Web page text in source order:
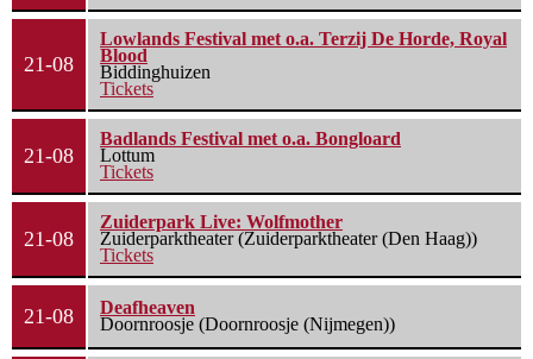
21-08
Lowlands Festival met o.a. Terzij De Horde, Royal
Blood
Biddinghuizen
Tickets
21-08
Badlands Festival met o.a. Bongloard
Lottum
Tickets
21-08
Zuiderpark Live: Wolfmother
Zuiderparktheater (Zuiderparktheater (Den Haag))
Tickets
21-08
Deafheaven
Doornroosje (Doornroosje (Nijmegen))